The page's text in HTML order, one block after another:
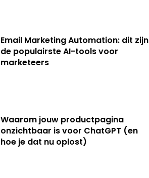
Email Marketing Automation: dit zijn
de populairste AI-tools voor
marketeers
Waarom jouw productpagina
onzichtbaar is voor ChatGPT (en
hoe je dat nu oplost)